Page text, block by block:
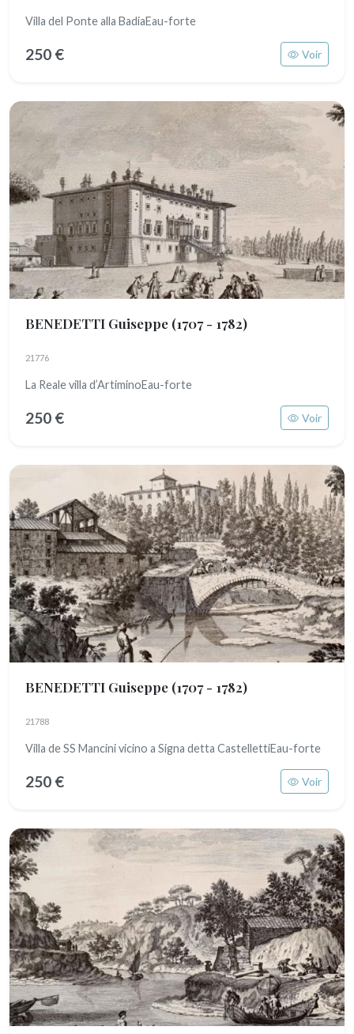
Villa del Ponte alla BadiaEau-forte
250 € Voir
BENEDETTI Guiseppe (1707 - 1782)
21776
La Reale villa d’ArtiminoEau-forte
250 € Voir
BENEDETTI Guiseppe (1707 - 1782)
21788
Villa de SS Mancini vicino a Signa detta CastellettiEau-forte
250 € Voir